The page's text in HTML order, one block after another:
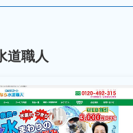
道職人